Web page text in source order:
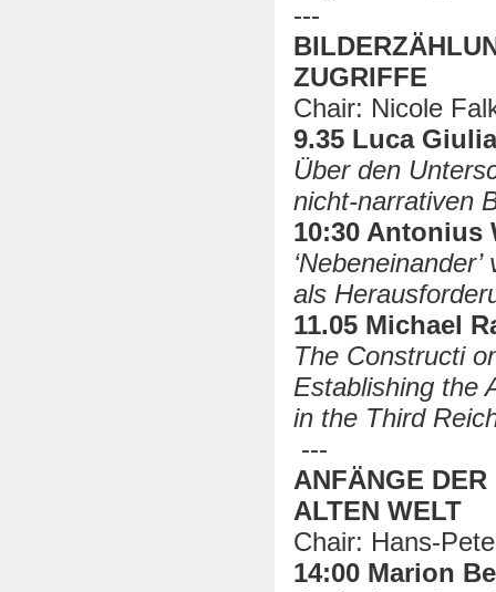
---
ZUGRIFFE
Chair: Nicole
9.35 Luca
Über den
nicht-narrativen
10:30 Antonius
als
11.05 Michael
The Constructi
Establishing the
in the Third
---
ANFÄNGE
ALTEN WELT
Chair: Hans-
14:00 Marion